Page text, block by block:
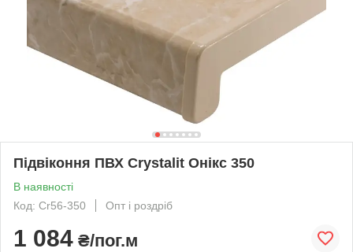
Підвіконня ПВХ Crystalit Онікс 350
В наявності
Код: Cr56-350
Опт і роздріб
1 084 ₴/пог.м